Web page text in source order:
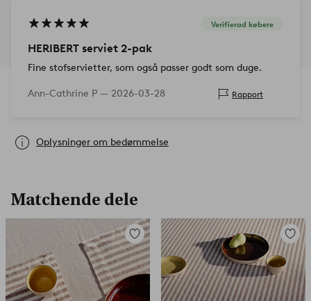
Verifierad købere
HERIBERT serviet 2-pak
Fine stofservietter, som også passer godt som duge.
Ann-Cathrine P — 2026-03-28 Rapport
Oplysninger om bedømmelse
Matchende dele
Tilføj
til
favoritter
Tilføj
til